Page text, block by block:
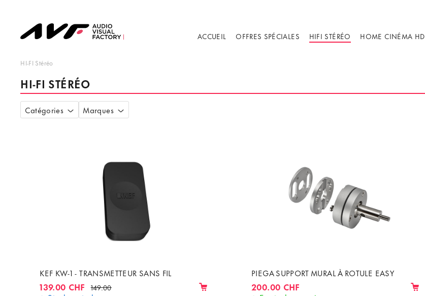
ACCUEIL OFFRES SPÉCIALES HIFI STÉRÉO HOME CINÉMA HD
HI-FI Stéréo
HI-FI STÉRÉO
Catégories Marques
KEF KW-1 - TRANSMETTEUR SANS FIL
139.00 CHF 149.00
PIEGA SUPPORT MURAL À ROTULE EASY
200.00 CHF